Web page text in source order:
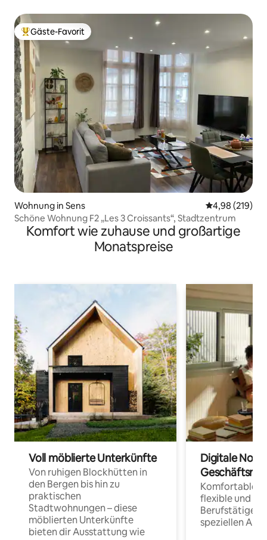
Beliebter Gäste-Favorit.
Gäste-Favorit
Wohnung in Sens
4,98 (219)
Schöne Wohnung F2 „Les 3 Croissants“, Stadtzentrum
Komfort wie zuhause und großartige
Monatspreise
Voll möblierte Unterkünfte
Von ruhigen Blockhütten in
den Bergen bis hin zu
praktischen
Stadtwohnungen – diese
möblierten Unterkünfte
bieten dir Ausstattung wie
Digitale
Komfortable
flexible und
Berufstätige
speziellen